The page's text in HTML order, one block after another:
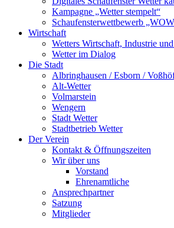
Kampagne „Wetter stempelt“
Schaufensterwettbewerb
Wirtschaft
Wetters Wirtschaft, Industrie
Wetter im Dialog
Die Stadt
Albringhausen / Esborn /
Alt-Wetter​
Volmarstein
Wengern
Stadt Wetter
Stadtbetrieb Wetter
Der Verein
Kontakt & Öffnungszeiten
Wir über uns
Vorstand
Ehrenamtliche
Ansprechpartner
Satzung
Mitglieder